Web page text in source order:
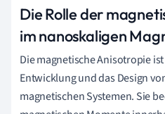
Die Rolle der
im nanoskaligen
Die magnetische Anisotropie
Entwicklung und das Design
magnetischen Systemen. Sie